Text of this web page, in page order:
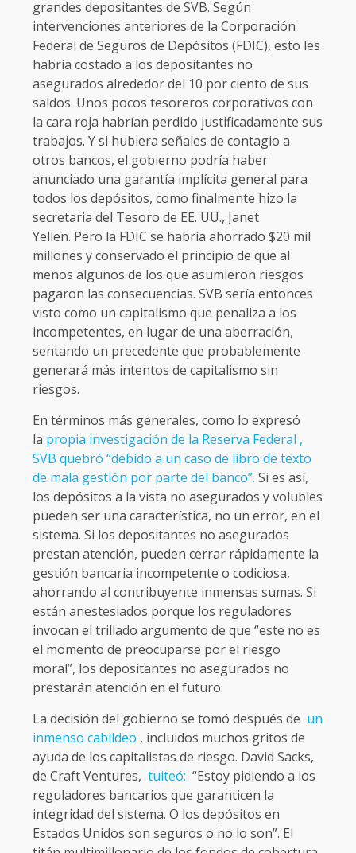
grandes depositantes de SVB. Según
intervenciones anteriores de la Corporación
Federal de Seguros de Depósitos (FDIC), esto les
habría costado a los depositantes no
asegurados alrededor del 10 por ciento de sus
saldos. Unos pocos tesoreros corporativos con
la cara roja habrían perdido justificadamente sus
trabajos. Y si hubiera señales de contagio a
otros bancos, el gobierno podría haber
anunciado una garantía implícita general para
todos los depósitos, como finalmente hizo la
secretaria del Tesoro de EE. UU., Janet
Yellen. Pero la FDIC se habría ahorrado $20 mil
millones y conservado el principio de que al
menos algunos de los que asumieron riesgos
pagaron las consecuencias. SVB sería entonces
visto como un capitalismo que penaliza a los
incompetentes, en lugar de una aberración,
sentando un precedente que probablemente
generará más intentos de capitalismo sin
riesgos.
En términos más generales, como lo expresó
la propia investigación de la Reserva Federal ,
SVB quebró “debido a un caso de libro de texto
de mala gestión por parte del banco”. Si es así,
los depósitos a la vista no asegurados y volubles
pueden ser una característica, no un error, en el
sistema. Si los depositantes no asegurados
prestan atención, pueden cerrar rápidamente la
gestión bancaria incompetente o codiciosa,
ahorrando al contribuyente inmensas sumas. Si
están anestesiados porque los reguladores
invocan el trillado argumento de que “este no es
el momento de preocuparse por el riesgo
moral”, los depositantes no asegurados no
prestarán atención en el futuro.
La decisión del gobierno se tomó después de un
inmenso cabildeo , incluidos muchos gritos de
ayuda de los capitalistas de riesgo. David Sacks,
de Craft Ventures, tuiteó: “Estoy pidiendo a los
reguladores bancarios que garanticen la
integridad del sistema. O los depósitos en
Estados Unidos son seguros o no lo son”. El